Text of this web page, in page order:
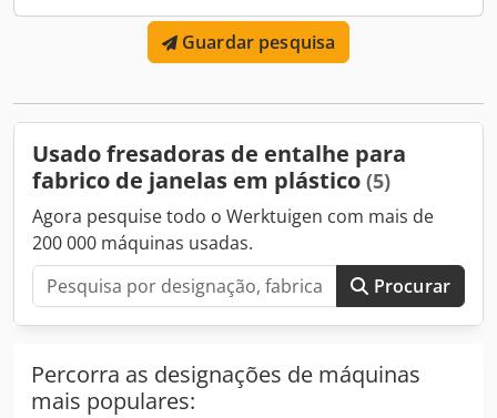
Guardar pesquisa
Usado fresadoras de entalhe para
fabrico de janelas em plástico (5)
Agora pesquise todo o Werktuigen com mais de
200 000 máquinas usadas.
Procurar
Percorra as designações de máquinas
mais populares: